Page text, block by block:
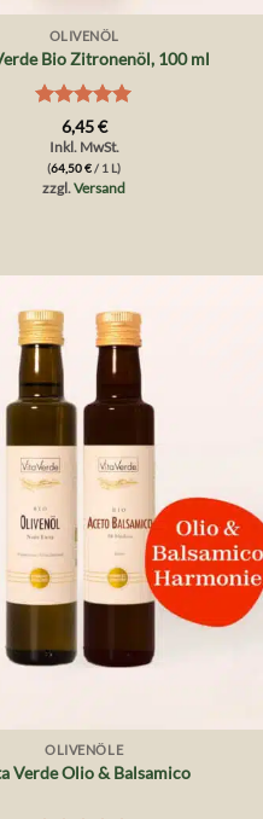
OLIVENÖL
Bio Zitronenöl, 100 ml
Bewertet
mit5 von
6,45€
Inkl. MwSt.
(64,50€/ 1 L)
zzgl.Versand
OLIVENÖLE
Verde Olio & Balsamico